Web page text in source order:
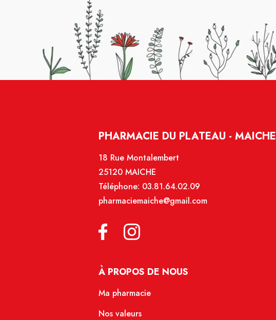
PHARMACIE DU PLATEAU - MAICHE
18 Rue Montalembert
25120 MAICHE
Téléphone: 03.81.64.02.09
pharmaciemaiche@gmail.com
À PROPOS DE NOUS
Ma pharmacie
Nos valeurs